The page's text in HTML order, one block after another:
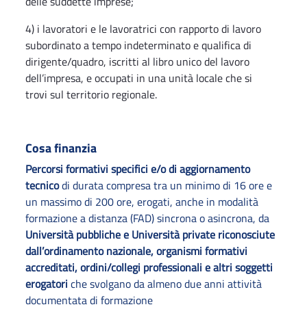
4) i lavoratori e le lavoratrici con rapporto di lavoro
subordinato a tempo indeterminato e qualifica di
dirigente/quadro, iscritti al libro unico del lavoro
dell’impresa, e occupati in una unità locale che si
trovi sul territorio regionale.
Cosa finanzia
Percorsi formativi specifici e/o di aggiornamento
tecnicodi durata compresa tra un minimo di 16 ore e
un massimo di 200 ore, erogati, anche in modalità
formazione a distanza (FAD) sincrona o asincrona, da
Università pubbliche e Università private riconosciute
dall’ordinamento nazionale, organismi formativi
accreditati, ordini/collegi professionali e altri soggetti
erogatori che svolgano da almeno due anni attività
documentata di formazione